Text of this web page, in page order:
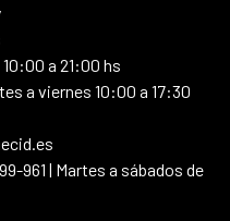
a 21:00 hs
a viernes 10:00 a 17:30
961 | Martes a sábados de